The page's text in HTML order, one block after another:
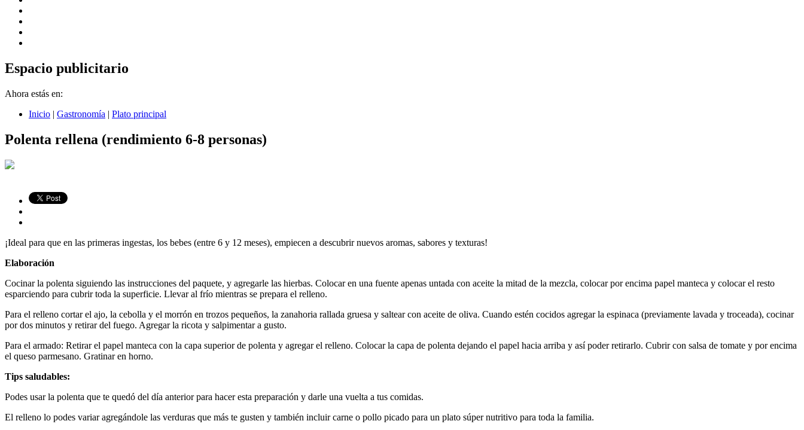
Espacio publicitario
Ahora estás en:
Inicio | Gastronomía | Plato principal
Polenta rellena (rendimiento 6-8 personas)
¡Ideal para que en las primeras ingestas, los bebes (entre 6 y 12 meses), empiecen a descubrir nuevos aromas, sabores y texturas!
Elaboración
Cocinar la polenta siguiendo las instrucciones del paquete, y agregarle las hierbas. Colocar en una fuente apenas untada con aceite la mitad de la mezcla, colocar por encima papel manteca y colocar el resto
esparciendo para cubrir toda la superficie. Llevar al frío mientras se prepara el relleno.
Para el relleno cortar el ajo, la cebolla y el morrón en trozos pequeños, la zanahoria rallada gruesa y saltear con aceite de oliva. Cuando estén cocidos agregar la espinaca (previamente lavada y troceada), cocinar
por dos minutos y retirar del fuego. Agregar la ricota y salpimentar a gusto.
Para el armado: Retirar el papel manteca con la capa superior de polenta y agregar el relleno. Colocar la capa de polenta dejando el papel hacia arriba y así poder retirarlo. Cubrir con salsa de tomate y por encima
el queso parmesano. Gratinar en horno.
Tips saludables:
Podes usar la polenta que te quedó del día anterior para hacer esta preparación y darle una vuelta a tus comidas.
El relleno lo podes variar agregándole las verduras que más te gusten y también incluir carne o pollo picado para un plato súper nutritivo para toda la familia.